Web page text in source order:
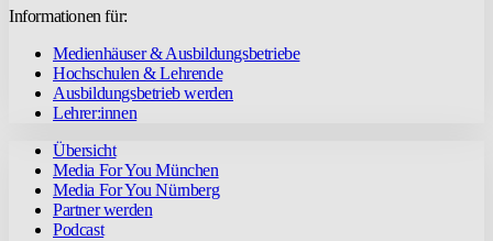
Informationen für:
Medienhäuser & Ausbildungsbetriebe
Hochschulen & Lehrende
Ausbildungsbetrieb werden
Lehrer:innen
Übersicht
Media For You München
Media For You Nürnberg
Partner werden
Podcast